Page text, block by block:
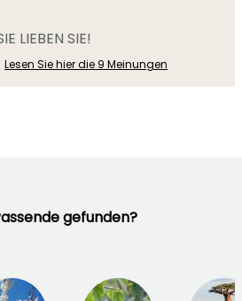
LIEBEN SIE!
Lesen Sie hier die 9 Meinungen
gefunden?